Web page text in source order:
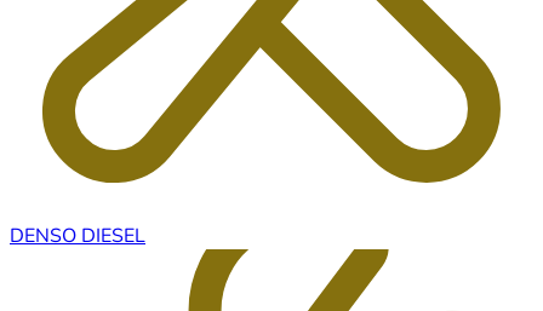
DENSO DIESEL